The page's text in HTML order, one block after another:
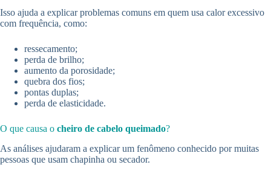
Isso ajuda a explicar problemas comuns em quem usa calor excessivo
com frequência, como:
ressecamento;
perda de brilho;
aumento da porosidade;
quebra dos fios;
pontas duplas;
perda de elasticidade.
O que causa o cheiro de cabelo queimado?
As análises ajudaram a explicar um fenômeno conhecido por muitas
pessoas que usam chapinha ou secador.